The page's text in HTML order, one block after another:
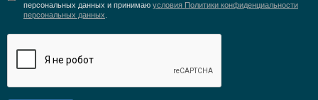
персональных данных и принимаю условия Политики конфиденциальности
персональных данных